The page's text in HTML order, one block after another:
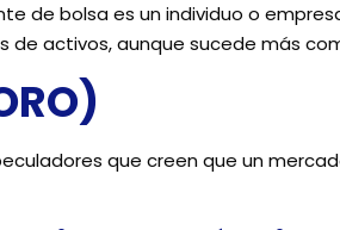
de bolsa es un individuo o
de activos, aunque sucede más
que creen que un